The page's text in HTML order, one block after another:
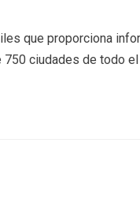
que proporciona
ciudades de todo el